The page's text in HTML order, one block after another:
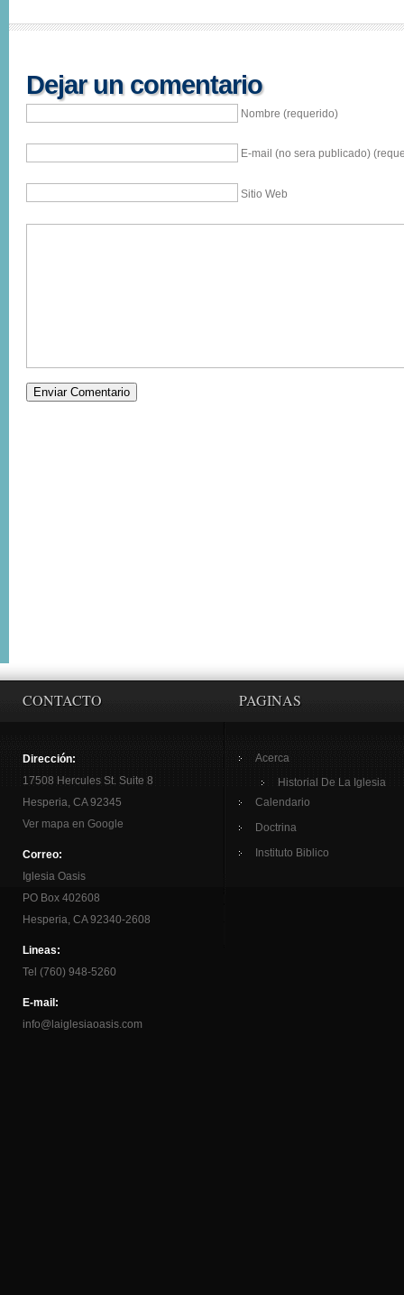
Dejar un comentario
Nombre (requerido)
E-mail (no sera publicado)
Sitio Web
CONTACTO
Dirección:
17508 Hercules St. Suite 8
Hesperia, CA 92345
Ver mapa en Google
Correo:
Iglesia Oasis
PO Box 402608
Hesperia, CA 92340-2608
Lineas:
Tel (760) 948-5260
E-mail:
info@laiglesiaoasis.com
PAGINAS
Acerca
Historial De La Iglesia
Calendario
Doctrina
Instituto Biblico